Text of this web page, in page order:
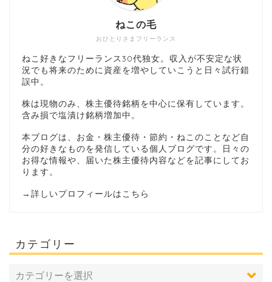
おひとりさまフリーランス
ねこの毛
ねこ好きなフリーランス30代独女。収入が不安定な状
況でも将来のために資産を増やしていこうと日々試行錯
誤中。
株は現物のみ、株主優待銘柄を中心に保有しています。
含み損で塩漬け銘柄増加中。
本ブログは、お金・株主優待・節約・ねこのことなど自
分の好きなものを発信している個人ブログです。日々の
お得な情報や、届いた株主優待内容などを記事にしてお
ります。
→ 詳しいプロフィールはこちら
カテゴリー